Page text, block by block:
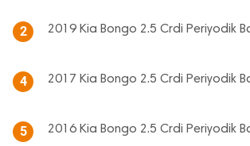
2 2019 Kia Bongo 2.5 Crdi Periyodik
4 2017 Kia Bongo 2.5 Crdi Periyodik
5 2016 Kia Bongo 2.5 Crdi Periyodik